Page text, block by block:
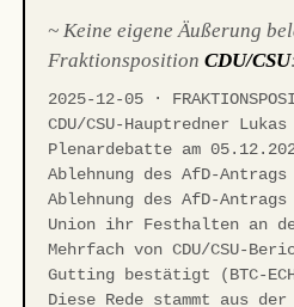
~ Keine eigene Äußerung
FraktionspositionCDU/CSU
2025-12-05 ·
CDU/CSU-Hauptredner
Plenardebatte am
Ablehnung des AfD-
Ablehnung des AfD-
Union ihr Festhalten an
Mehrfach von CDU/CSU-
Gutting bestätigt (BTC-
Diese Rede stammt aus